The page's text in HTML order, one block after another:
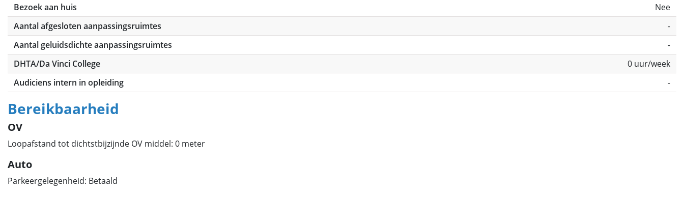
Bezoek aan huis
Nee
Aantal afgesloten aanpassingsruimtes
-
Aantal geluidsdichte aanpassingsruimtes
-
DHTA/Da Vinci College
0 uur/week
Audiciens intern in opleiding
-
Bereikbaarheid
OV
Loopafstand tot dichtstbijzijnde OV middel: 0 meter
Auto
Parkeergelegenheid: Betaald